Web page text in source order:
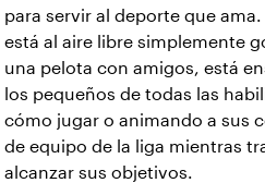
para servir al deporte que
está al aire libre simplemente
una pelota con amigos, está
los pequeños de todas las
cómo jugar o animando a sus
de equipo de la liga mientras
alcanzar sus objetivos.